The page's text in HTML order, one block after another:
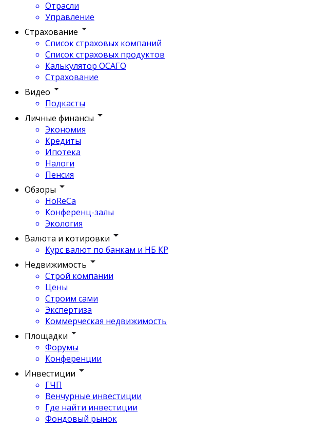
Отрасли
Управление
Страхование
Список страховых компаний
Список страховых продуктов
Калькулятор ОСАГО
Страхование
Видео
Подкасты
Личные финансы
Экономия
Кредиты
Ипотека
Налоги
Пенсия
Обзоры
HoReCa
Конференц-залы
Экология
Валюта и котировки
Курс валют по банкам и НБ КР
Недвижимость
Строй компании
Цены
Строим сами
Экспертиза
Коммерческая недвижимость
Площадки
Форумы
Конференции
Инвестиции
ГЧП
Венчурные инвестиции
Где найти инвестиции
Фондовый рынок